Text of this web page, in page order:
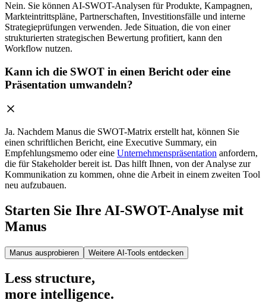
Nein. Sie können AI-SWOT-Analysen für Produkte, Kampagnen,
Markteintrittspläne, Partnerschaften, Investitionsfälle und interne
Strategieprüfungen verwenden. Jede Situation, die von einer
strukturierten strategischen Bewertung profitiert, kann den
Workflow nutzen.
Kann ich die SWOT in einen Bericht oder eine
Präsentation umwandeln?
Ja. Nachdem Manus die SWOT-Matrix erstellt hat, können Sie
einen schriftlichen Bericht, eine Executive Summary, ein
Empfehlungsmemo oder eine Unternehmenspräsentation anfordern,
die für Stakeholder bereit ist. Das hilft Ihnen, von der Analyse zur
Kommunikation zu kommen, ohne die Arbeit in einem zweiten Tool
neu aufzubauen.
Starten Sie Ihre AI-SWOT-Analyse mit
Manus
Manus ausprobieren Weitere AI-Tools entdecken
Less structure,
more intelligence.